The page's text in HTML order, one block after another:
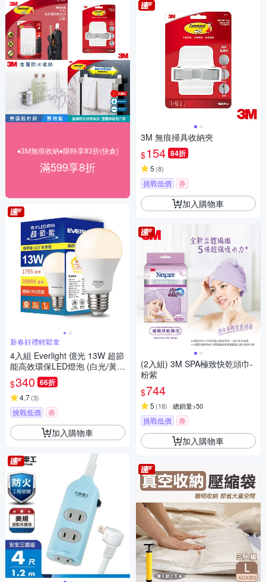
♦3M無痕收納♦限時享83折(快倉)
滿599享8折
新春好禮輕鬆拿
4入組 Everlight 億光 13W 超節
能高效環保LED燈泡 (白光/黃
光/自然光)
$340 66折
4.7(3)
挑戰低價 券
加入購物車
3M 無痕掃具收納夾
$154 84折
5 (8)
挑戰低價 券
加入購物車
(2入組) 3M SPA極致快乾頭巾-
粉紫
$744
5 (18) 總銷量>50
挑戰低價 券
加入購物車